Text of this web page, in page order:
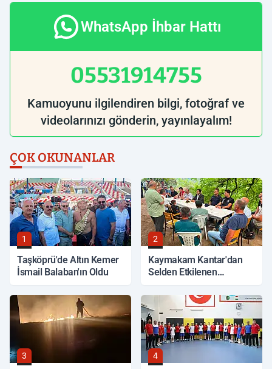
WhatsApp İhbar Hattı
05531914755
Kamuoyunu ilgilendiren bilgi, fotoğraf ve
videolarınızı gönderin, yayınlayalım!
ÇOK OKUNANLAR
1
Taşköprü'de Altın Kemer
İsmail Balaban'ın Oldu
2
Kaymakam Kantar'dan
Selden Etkilenen
3 4